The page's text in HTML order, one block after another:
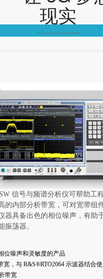
现实
.....................
信号与频谱分析仪可帮助工
的内部分析带宽，可对宽带组
器具备出色的相位噪声，有助
振荡器。
位噪声和灵敏度的产品
宽，与 R&S®RTO2064 示波器结合
带宽